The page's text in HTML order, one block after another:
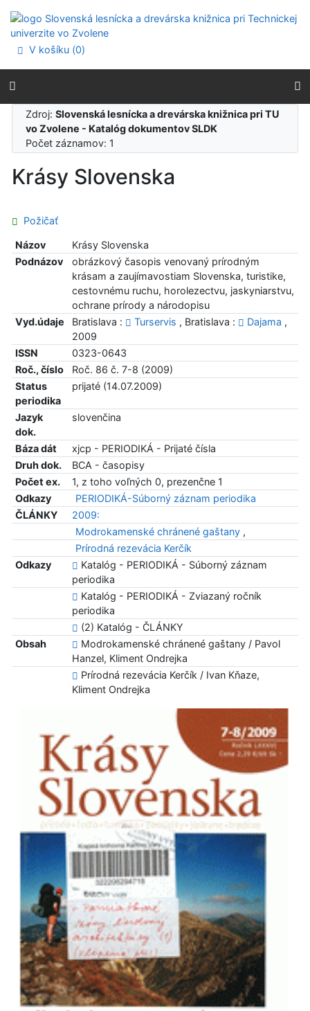
Prejsť na menu
Prehlásenie o webovej prístupnosti
V košíku (0)
Zdroj:Slovenská lesnícka a drevárska knižnica pri TU
vo Zvolene - Katalóg dokumentov SLDK
Počet záznamov: 1
Krásy Slovenska
Požičať
Názov
Krásy Slovenska
Podnázov
obrázkový časopis venovaný prírodným
krásam a zaujímavostiam Slovenska, turistike,
cestovnému ruchu, horolezectvu, jaskyniarstvu,
ochrane prírody a národopisu
Vyd.údaje
Bratislava : Turservis , Bratislava : Dajama ,
2009
ISSN
0323-0643
Roč., číslo
Roč. 86 č. 7-8 (2009)
Status
periodika
prijaté (14.07.2009)
Jazyk
dok.
slovenčina
Báza dát
xjcp - PERIODIKÁ - Prijaté čísla
Druh dok.
BCA - časopisy
Počet ex.
1, z toho voľných 0, prezenčne 1
Odkazy
PERIODIKÁ-Súborný záznam periodika
ČLÁNKY
2009:
Modrokamenské chránené gaštany ,
Prírodná rezevácia Kerčík
Odkazy
Katalóg - PERIODIKÁ - Súborný záznam
periodika
Katalóg - PERIODIKÁ - Zviazaný ročník
periodika
(2) Katalóg - ČLÁNKY
Obsah
Modrokamenské chránené gaštany / Pavol
Hanzel, Kliment Ondrejka
Prírodná rezevácia Kerčík / Ivan Kňaze,
Kliment Ondrejka